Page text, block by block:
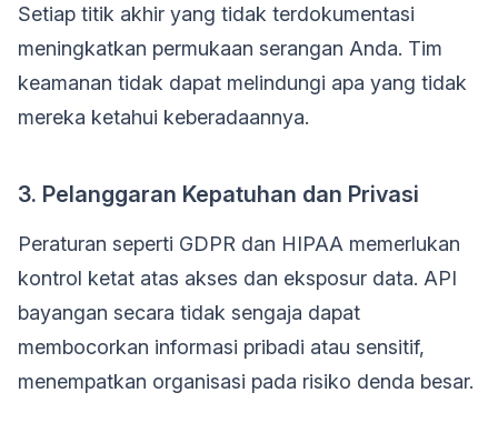
Setiap titik akhir yang tidak terdokumentasi
meningkatkan permukaan serangan Anda. Tim
keamanan tidak dapat melindungi apa yang tidak
mereka ketahui keberadaannya.
3. Pelanggaran Kepatuhan dan Privasi
Peraturan seperti GDPR dan HIPAA memerlukan
kontrol ketat atas akses dan eksposur data. API
bayangan secara tidak sengaja dapat
membocorkan informasi pribadi atau sensitif,
menempatkan organisasi pada risiko denda besar.